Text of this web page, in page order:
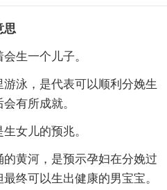
生一个儿子。
泳，是代表可以顺利分娩生
有所成就。
女儿的预兆。
黄河，是预示孕妇在分娩过
终可以生出健康的男宝宝。